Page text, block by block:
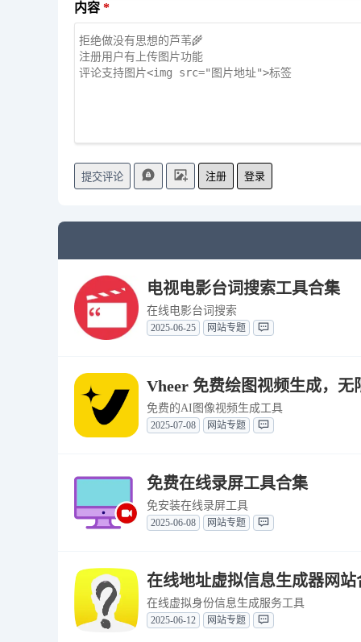
内容
提交评论 注册 登录
电视电影台词搜索工具合集
在线电影台词搜索
2025-06-25 网站专题
Vheer 免费绘图视频生成，
免费的AI图像视频生成工具
2025-07-08 网站专题
免费在线录屏工具合集
免安装在线录屏工具
2025-06-08 网站专题
在线地址虚拟信息生成器网站
在线虚拟身份信息生成服务工具
2025-06-12 网站专题